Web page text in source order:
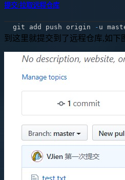
提交/拉取远程仓库
git add push origin - u
到这里就提交到了远程仓库,如下